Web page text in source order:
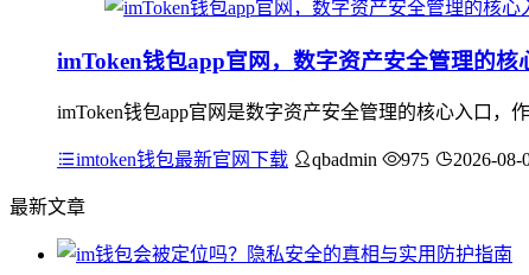
imToken钱包app官网，数字资产安全管理的核
imToken钱包app官网是数字资产安全管理的核心入口
imtoken钱包最新官网下载 qbadmin 975 2026-08-
最新文章